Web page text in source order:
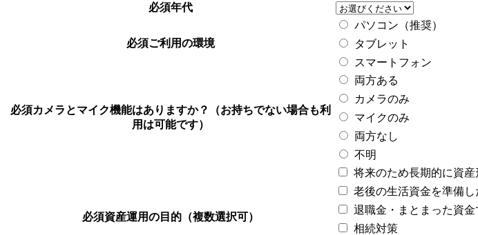
必須年代
必須ご利用の環境
パソコン（推奨）
タブレット
スマートフォン
必須カメラとマイク機能はありますか？（お持ちでない場合も利
用は可能です）
両方ある
カメラのみ
マイクのみ
両方なし
不明
必須資産運用の目的（複数選択可）
将来のため長期的に資
老後の生活資金を準備し
退職金・まとまった資
相続対策